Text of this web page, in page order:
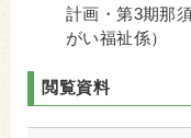
計画・第3期那
がい福祉係）
閲覧資料